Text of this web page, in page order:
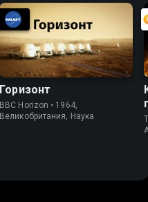
Горизонт
BBC Horizon • 1964,
Великобритания, Наука